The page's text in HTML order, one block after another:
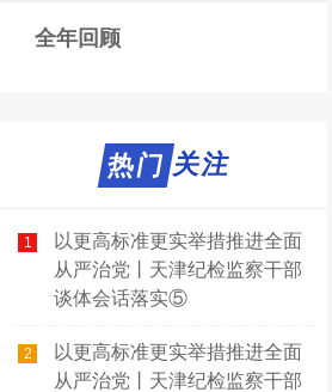
全年回顾
热门关注
热门
1
以更高标准更实举措推进全面
从严治党丨天津纪检监察干部
谈体会话落实⑤
2
以更高标准更实举措推进全面
从严治党丨天津纪检监察干部